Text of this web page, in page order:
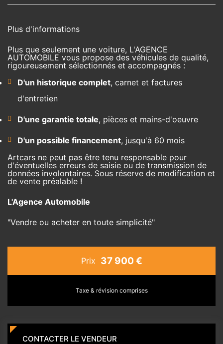
Plus d'informations
Plus que seulement une voiture, L'AGENCE
AUTOMOBILE vous propose des véhicules de qualité,
rigoureusement sélectionnés et accompagnés :
D'un historique complet, carnet et factures
d'entretien
D'une garantie totale, pièces et mains-d'oeuvre
D'un possible financement, jusqu'à 60 mois
Artcars ne peut pas être tenu responsable pour
d'éventuelles erreurs de saisie ou de transmission de
données involontaires. Sous réserve de modification et
de vente préalable !
L'Agence Automobile
"Vendre ou acheter en toute simplicité"
Prix 37 900 €
Taxe & révision comprises
CONTACTER LE VENDEUR